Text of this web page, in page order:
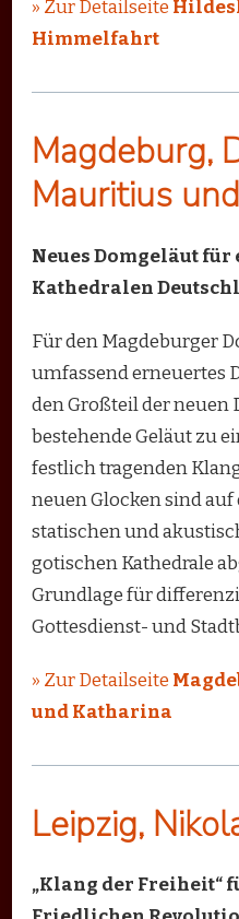
» Zur Detailseite
Himmelfahrt
Magdeburg,
Mauritius
Neues Domgeläut
Kathedralen
Für den Magdeburger
umfassend erneuertes
den Großteil der neuen
bestehende Geläut zu
festlich tragenden
neuen Glocken sind auf
statischen und
gotischen Kathedrale
Grundlage für
Gottesdienst- und
» Zur Detailseite
und Katharina
Leipzig,
„Klang der Freiheit“